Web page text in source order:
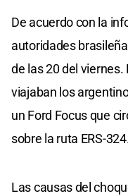
De acuerdo con la
autoridades
de las 20 del viernes.
viajaban los
un Ford Focus que
sobre la ruta ERS-
Las causas del